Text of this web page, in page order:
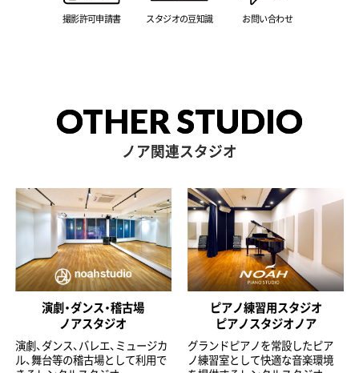
撮影許可申請書 スタジオの豆知識 お問い合わせ
OTHER STUDIO
ノア関連スタジオ
演劇・ダンス・稽古場
ノアスタジオ
演劇、ダンス、バレエ、ミュージカ
ル、舞台等の稽古場として利用で
ピアノ練習用スタジオ
ピアノスタジオノア
グランドピアノを常設したピア
ノ練習室として快適な音楽環境